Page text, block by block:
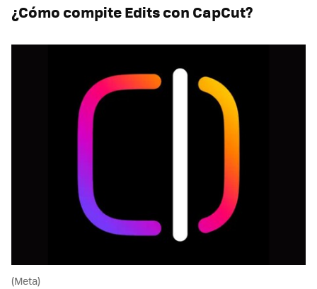
¿Cómo compite Edits con CapCut?
(Meta)